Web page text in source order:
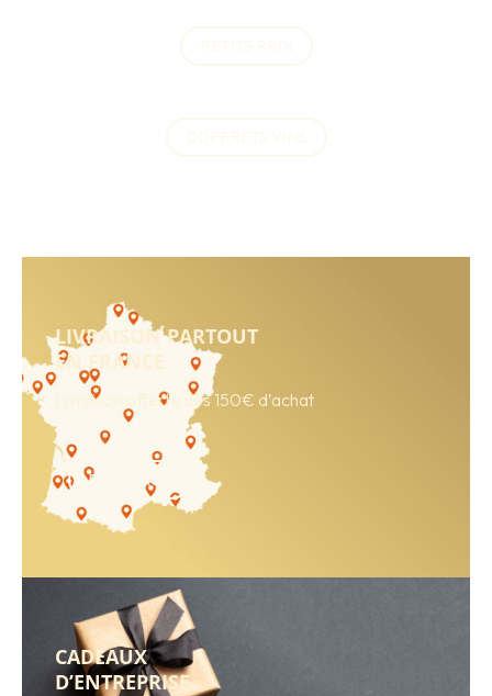
LIVRAISON PARTOUT
EN FRANCE
Livraison offerte dès 150€ d’achat
BOUTIQUE
CADEAUX
D’ENTREPRISE